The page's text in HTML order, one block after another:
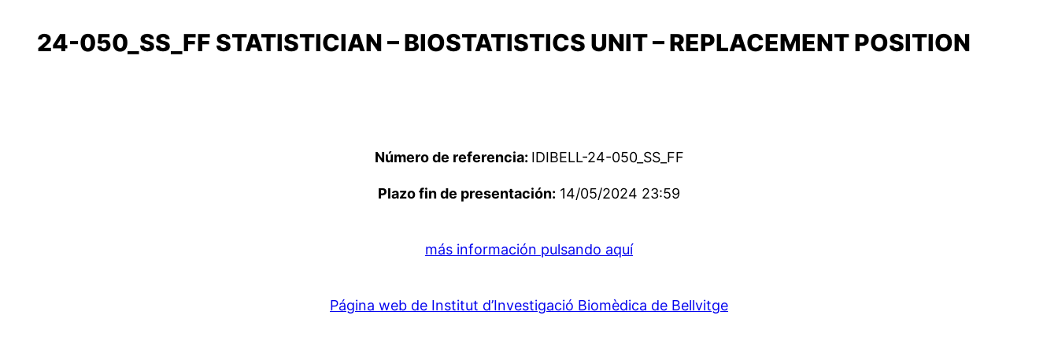
24-050_SS_FF STATISTICIAN – BIOSTATISTICS UNIT – REPLACEMENT POSITION
Número de referencia: IDIBELL-24-050_SS_FF
Plazo fin de presentación: 14/05/2024 23:59
más información pulsando aquí
Página web de Institut d’Investigació Biomèdica de Bellvitge